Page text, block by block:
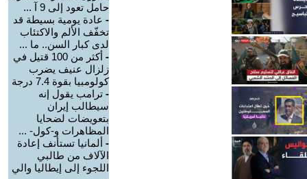
حامل تعود إلى 9 آ ...
- عادة يومية بسيطة قد
تخفّف الألم والاكتئاب
لدى كبار السن.. ما ...
-
أكثر من 100 قتيل في
زلزال عنيف يضرب
كولومبيا بقوة 7.4 درجة
- ترامب يقول إنه
سيطالب إيران
بتعويضات لضحايا
المظاهرات و-كول- ...
- ألمانيا تستأنف إعادة
الآلاف من طالبي
اللجوء إلى إيطاليا والي